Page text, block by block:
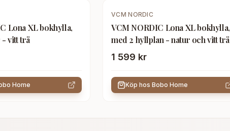
Lona XL bokhylla,
vitt trä
Home
VCM NORDIC
VCM NORDIC Lona XL bokhylla,
med 2 hyllplan - natur och vitt trä
1 599 kr
Köp hos Bobo Home